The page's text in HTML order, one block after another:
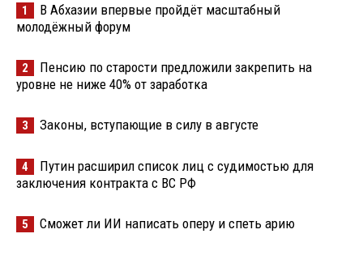
1
В Абхазии впервые пройдёт масштабный
молодёжный форум
2
Пенсию по старости предложили закрепить на
уровне не ниже 40% от заработка
3 Законы, вступающие в силу в августе
4
Путин расширил список лиц с судимостью для
заключения контракта с ВС РФ
5 Сможет ли ИИ написать оперу и спеть арию